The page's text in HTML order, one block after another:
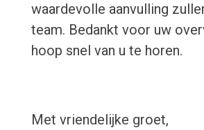
waardevolle aanvulling
team. Bedankt voor uw
hoop snel van u te horen.
Met vriendelijke groet,